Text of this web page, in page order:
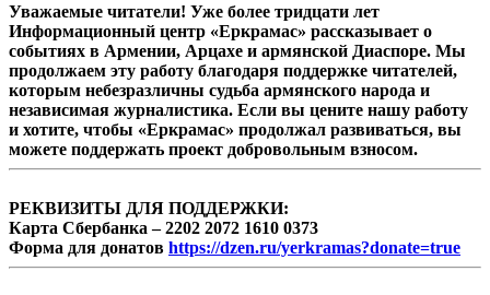
Уважаемые читатели! Уже более тридцати лет
Информационный центр «Еркрамас» рассказывает о
событиях в Армении, Арцахе и армянской Диаспоре. Мы
продолжаем эту работу благодаря поддержке читателей,
которым небезразличны судьба армянского народа и
независимая журналистика. Если вы цените нашу работу
и хотите, чтобы «Еркрамас» продолжал развиваться, вы
можете поддержать проект добровольным взносом.
РЕКВИЗИТЫ ДЛЯ ПОДДЕРЖКИ:
Карта Сбербанка – 2202 2072 1610 0373
Форма для донатов https://dzen.ru/yerkramas?donate=true